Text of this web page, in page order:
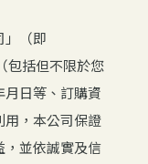
」（即
包括但不限於您
日等、訂購資
用，本公司保證
，並依誠實及信